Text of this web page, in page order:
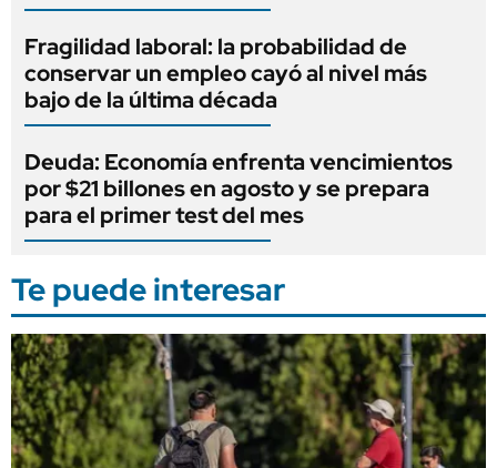
Fragilidad laboral: la probabilidad de
conservar un empleo cayó al nivel más
bajo de la última década
Deuda: Economía enfrenta vencimientos
por $21 billones en agosto y se prepara
para el primer test del mes
Te puede interesar